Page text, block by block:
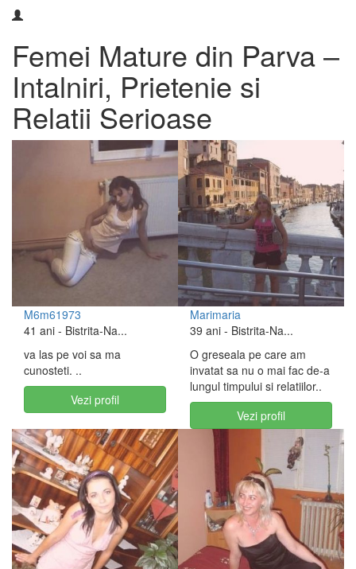
Femei Mature din Parva –
Intalniri, Prietenie si
Relatii Serioase
M6m61973
41 ani - Bistrita-Na...
va las pe voi sa ma
cunosteti. ..
Vezi profil
Marimaria
39 ani - Bistrita-Na...
O greseala pe care am
invatat sa nu o mai fac de-a
lungul timpului si relatiilor..
Vezi profil